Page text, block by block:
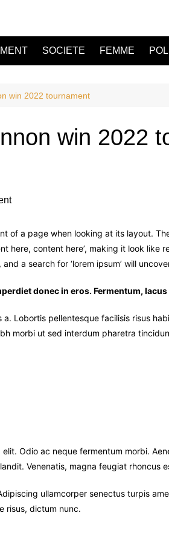
SOCIETE FEMME
win 2022 tournament
win 2022
of a page when looking at its layout.
here, content here’, making it look
a search for ‘lorem ipsum’ will
donec in eros. Fermentum,
Lobortis pellentesque facilisis risus
morbi ut sed interdum pharetra
Odio ac neque fermentum morbi.
Venenatis, magna feugiat rhoncus
ullamcorper senectus turpis
risus, dictum nunc.